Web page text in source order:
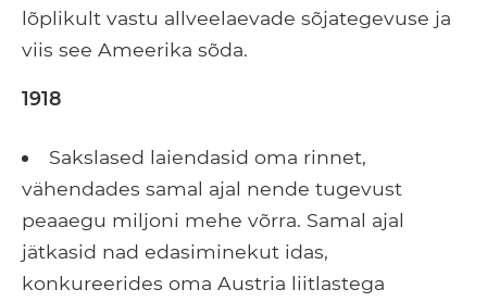
lõplikult vastu allveelaevade sõjategevuse ja
viis see Ameerika sõda.
1918
Sakslased laiendasid oma rinnet,
vähendades samal ajal nende tugevust
peaaegu miljoni mehe võrra. Samal ajal
jätkasid nad edasiminekut idas,
konkureerides oma Austria liitlastega